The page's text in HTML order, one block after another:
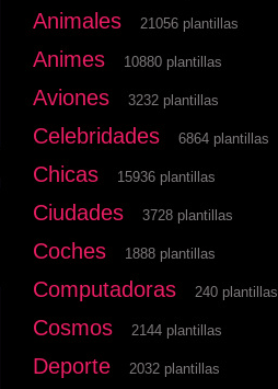
Animales 21056 plantillas
Animes 10880 plantillas
Aviones 3232 plantillas
Celebridades 6864 plantillas
Chicas 15936 plantillas
Ciudades 3728 plantillas
Coches 1888 plantillas
Computadoras 240 plantillas
Cosmos 2144 plantillas
Deporte 2032 plantillas